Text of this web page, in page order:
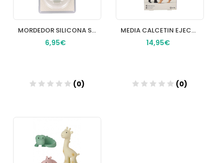
MORDEDOR SILICONA SUAVINEX CONEJO + CAJA
6,95€
(0)
MEDIA CALCETIN EJECUTIVO COMPRESION LIGERA FARMALASTIC 1 UNIDAD TALLA S MUJER COLOR CAMEL
14,95€
(0)